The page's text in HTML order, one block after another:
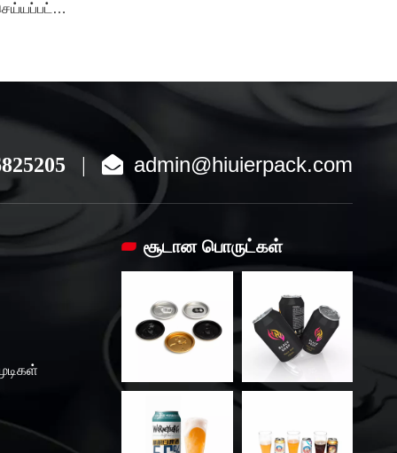
மொத்த விற்பனை 500ml பதிவு செய்யப்பட்ட மது ஆற்றல் பானம் | டாரைன் & பழ சுவை கடின ஆற்றல்
|  admin@hiuierpack.com
சூடான பொருட்கள்